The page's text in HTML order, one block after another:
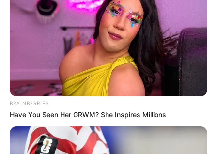
BRAINBERRIES
Have You Seen Her GRWM? She Inspires Millions